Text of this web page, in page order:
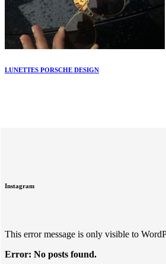
LUNETTES PORSCHE DESIGN
Instagram
This error message is only visible to
Error: No posts found.